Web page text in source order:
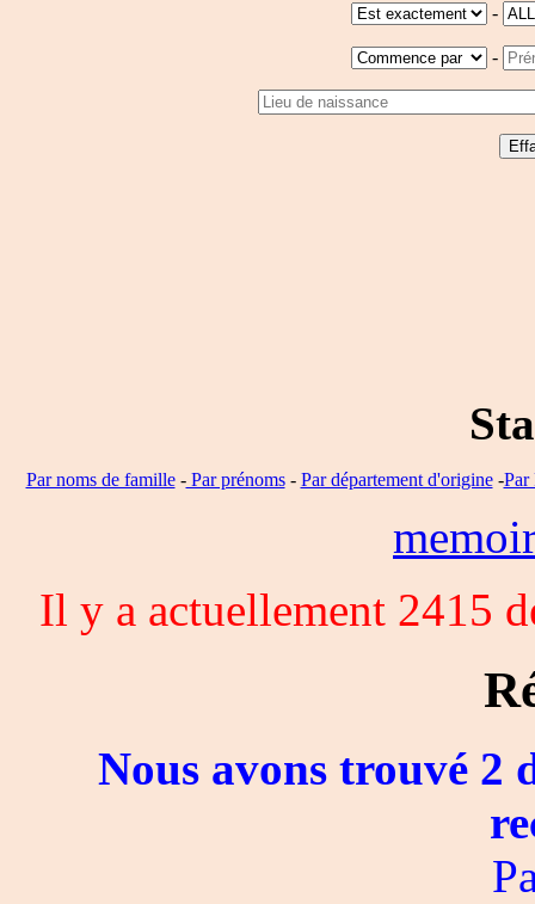
-
-
Par noms de famille-Par prénoms- Par département d'origine-Par
Il y a actuellement 2415
Nous avons trouvé 2